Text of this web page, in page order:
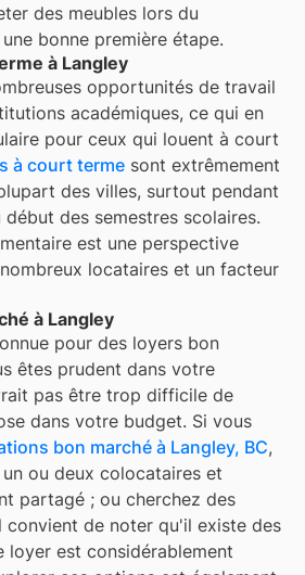
des meubles lors du
bonne première étape.
à Langley
opportunités de travail
académiques, ce qui en
pour ceux qui louent à court
à court terme sont extrêmement
des villes, surtout pendant
des semestres scolaires.
est une perspective
locataires et un facteur
à Langley
pour des loyers bon
êtes prudent dans votre
pas être trop difficile de
dans votre budget. Si vous
bon marché à Langley, BC,
ou deux colocataires et
partagé ; ou cherchez des
convient de noter qu'il existe des
loyer est considérablement